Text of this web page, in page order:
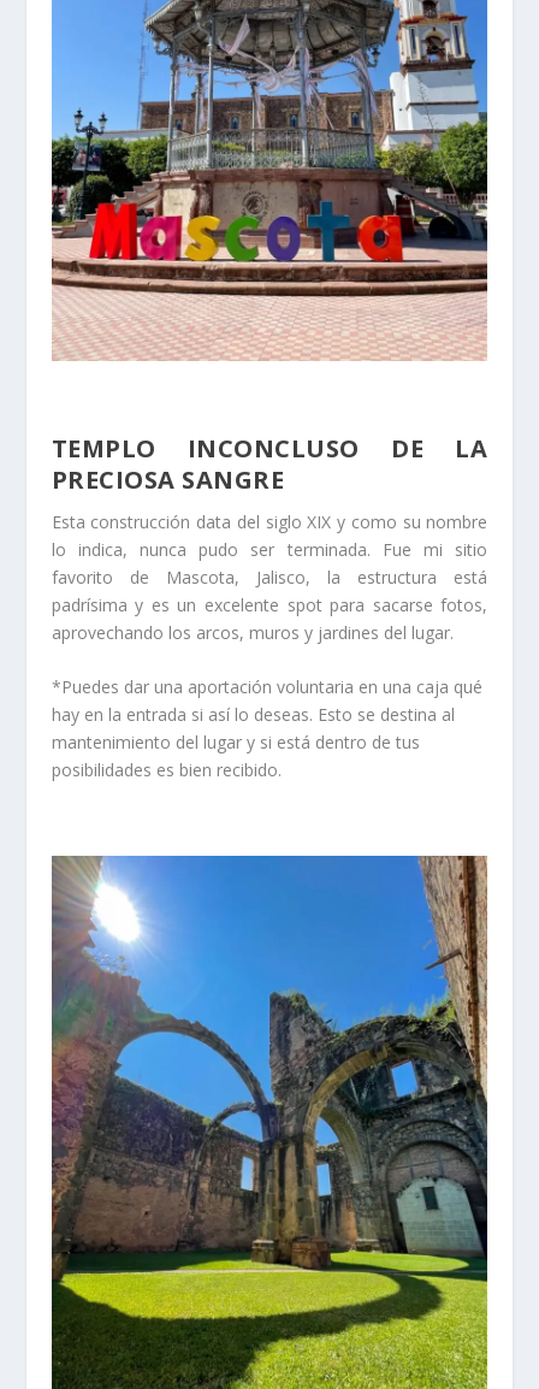
TEMPLO INCONCLUSO DE LA
PRECIOSA SANGRE
Esta construcción data del siglo XIX y como su nombre
lo indica, nunca pudo ser terminada. Fue mi sitio
favorito de Mascota, Jalisco, la estructura está
padrísima y es un excelente spot para sacarse fotos,
aprovechando los arcos, muros y jardines del lugar.
*Puedes dar una aportación voluntaria en una caja qué
hay en la entrada si así lo deseas. Esto se destina al
mantenimiento del lugar y si está dentro de tus
posibilidades es bien recibido.